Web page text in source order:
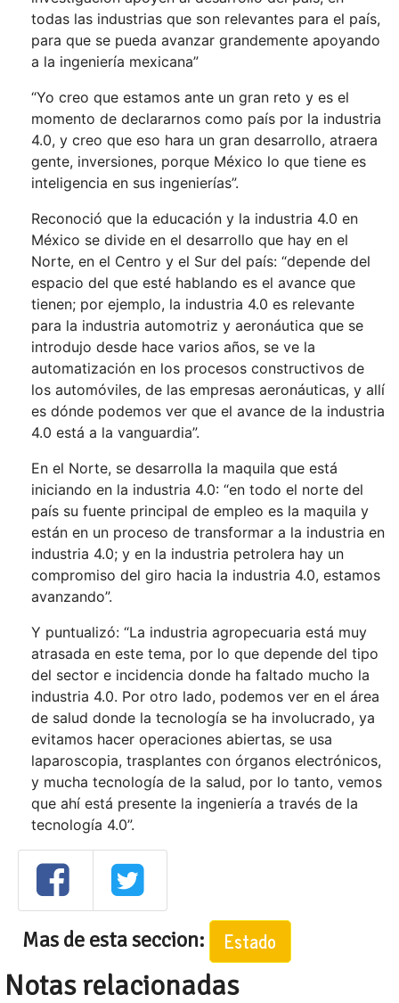
todas las industrias que son relevantes para el país,
para que se pueda avanzar grandemente apoyando
a la ingeniería mexicana”
“Yo creo que estamos ante un gran reto y es el
momento de declararnos como país por la industria
4.0, y creo que eso hara un gran desarrollo, atraera
gente, inversiones, porque México lo que tiene es
inteligencia en sus ingenierías”.
Reconoció que la educación y la industria 4.0 en
México se divide en el desarrollo que hay en el
Norte, en el Centro y el Sur del país: “depende del
espacio del que esté hablando es el avance que
tienen; por ejemplo, la industria 4.0 es relevante
para la industria automotriz y aeronáutica que se
introdujo desde hace varios años, se ve la
automatización en los procesos constructivos de
los automóviles, de las empresas aeronáuticas, y allí
es dónde podemos ver que el avance de la industria
4.0 está a la vanguardia”.
En el Norte, se desarrolla la maquila que está
iniciando en la industria 4.0: “en todo el norte del
país su fuente principal de empleo es la maquila y
están en un proceso de transformar a la industria en
industria 4.0; y en la industria petrolera hay un
compromiso del giro hacia la industria 4.0, estamos
avanzando”.
Y puntualizó: “La industria agropecuaria está muy
atrasada en este tema, por lo que depende del tipo
del sector e incidencia donde ha faltado mucho la
industria 4.0. Por otro lado, podemos ver en el área
de salud donde la tecnología se ha involucrado, ya
evitamos hacer operaciones abiertas, se usa
laparoscopia, trasplantes con órganos electrónicos,
y mucha tecnología de la salud, por lo tanto, vemos
que ahí está presente la ingeniería a través de la
tecnología 4.0”.
Mas de esta seccion: Estado
Notas relacionadas